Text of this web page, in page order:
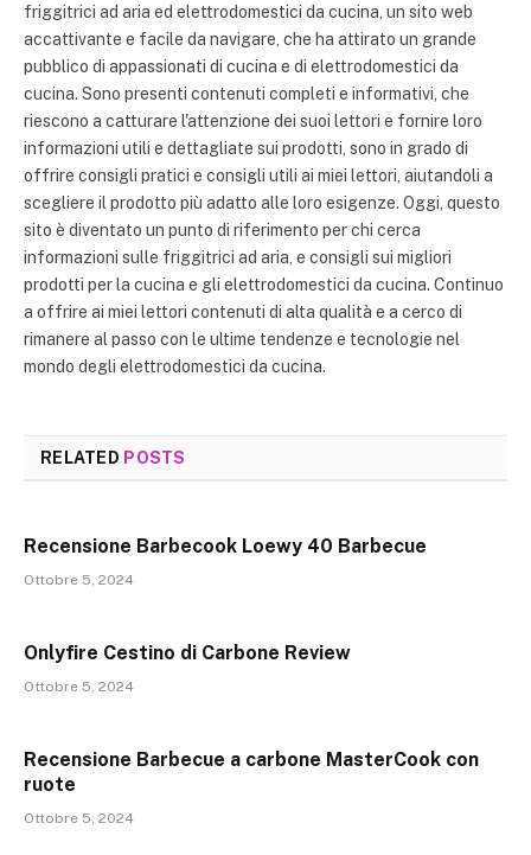
friggitrici ad aria ed elettrodomestici da cucina, un sito web
accattivante e facile da navigare, che ha attirato un grande
pubblico di appassionati di cucina e di elettrodomestici da
cucina. Sono presenti contenuti completi e informativi, che
riescono a catturare l'attenzione dei suoi lettori e fornire loro
informazioni utili e dettagliate sui prodotti, sono in grado di
offrire consigli pratici e consigli utili ai miei lettori, aiutandoli a
scegliere il prodotto più adatto alle loro esigenze. Oggi, questo
sito è diventato un punto di riferimento per chi cerca
informazioni sulle friggitrici ad aria, e consigli sui migliori
prodotti per la cucina e gli elettrodomestici da cucina. Continuo
a offrire ai miei lettori contenuti di alta qualità e a cerco di
rimanere al passo con le ultime tendenze e tecnologie nel
mondo degli elettrodomestici da cucina.
RELATED POSTS
Recensione Barbecook Loewy 40 Barbecue
Ottobre 5, 2024
Onlyfire Cestino di Carbone Review
Ottobre 5, 2024
Recensione Barbecue a carbone MasterCook con
ruote
Ottobre 5, 2024